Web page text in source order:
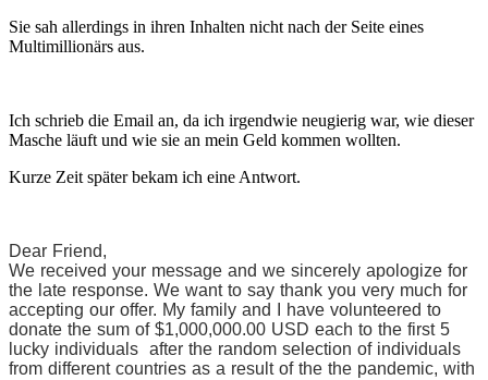
Sie sah allerdings in ihren Inhalten nicht nach der Seite eines
Multimillionärs aus.
Ich schrieb die Email an, da ich irgendwie neugierig war, wie dieser
Masche läuft und wie sie an mein Geld kommen wollten.
Kurze Zeit später bekam ich eine Antwort.
Dear Friend,
We received your message and we sincerely apologize for
the late response. We want to say thank you very much for
accepting our offer. My family and I have volunteered to
donate the sum of $1,000,000.00 USD each to the first 5
lucky individuals after the random selection of individuals
from different countries as a result of the the pandemic, with